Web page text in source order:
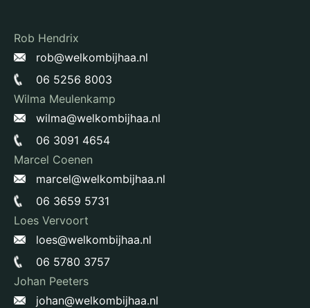
Rob Hendrix
rob@welkombijhaa.nl
06 5256 8003
Wilma Meulenkamp
wilma@welkombijhaa.nl
06 3091 4654
Marcel Coenen
marcel@welkombijhaa.nl
06 3659 5731
Loes Vervoort
loes@welkombijhaa.nl
06 5780 3757
Johan Peeters
johan@welkombijhaa.nl